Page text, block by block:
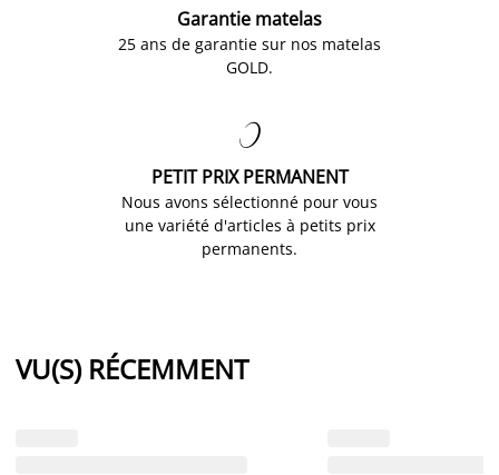
Garantie matelas
25 ans de garantie sur nos matelas
GOLD.

PETIT PRIX PERMANENT
Nous avons sélectionné pour vous
une variété d'articles à petits prix
permanents.
VU(S) RÉCEMMENT